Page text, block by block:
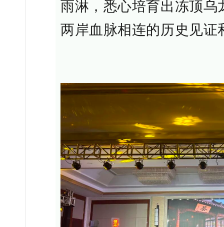
雨淋，悉心培育出冻顶
两岸血脉相连的历史见证